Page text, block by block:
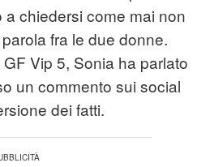
chiedersi come mai non
fra le due donne.
Vip 5, Sonia ha parlato
un commento sui social
dei fatti.